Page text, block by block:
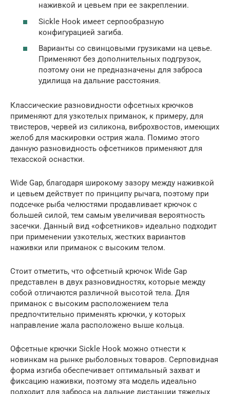
наживкой и цевьем при ее закреплении.
Sickle Hook имеет серпообразную
конфигурацией загиба.
Варианты со свинцовыми грузиками на цевье.
Применяют без дополнительных подгрузок,
поэтому они не предназначены для заброса
удилища на дальние расстояния.
Классические разновидности офсетных крючков
применяют для узкотелых приманок, к примеру, для
твистеров, червей из силикона, виброхвостов, имеющих
желоб для маскировки острия жала. Помимо этого
данную разновидность офсетников применяют для
техасской оснастки.
Wide Gap, благодаря широкому зазору между наживкой
и цевьем действует по принципу рычага, поэтому при
подсечке рыба челюстями продавливает крючок с
большей силой, тем самым увеличивая вероятность
засечки. Данный вид «офсетников» идеально подходит
при применении узкотелых, жестких вариантов
наживки или приманок с высоким телом.
Стоит отметить, что офсетный крючок Wide Gap
представлен в двух разновидностях, которые между
собой отличаются различной высотой тела. Для
приманок с высоким расположением тела
предпочтительно применять крючки, у которых
направление жала расположено выше кольца.
Офсетные крючки Sickle Hook можно отнести к
новинкам на рынке рыболовных товаров. Серповидная
форма изгиба обеспечивает оптимальный захват и
фиксацию наживки, поэтому эта модель идеально
подходит для заброса на дальние дистанции тяжелых